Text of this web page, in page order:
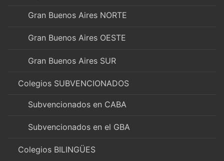
Gran Buenos Aires NORTE
Gran Buenos Aires OESTE
Gran Buenos Aires SUR
Colegios SUBVENCIONADOS
Subvencionados en CABA
Subvencionados en el GBA
Colegios BILINGÜES